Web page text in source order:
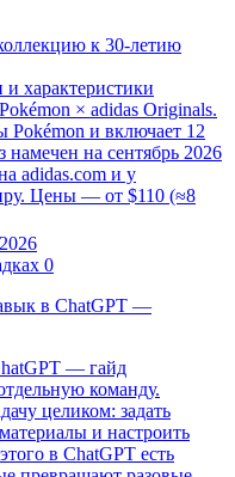
к 30-летию
характеристики
× adidas Originals.
и включает 12
на сентябрь 2026
adidas.com и у
Цены — от $110 (≈8
0
— гайд
команду.
целиком: задать
и настроить
в ChatGPT есть